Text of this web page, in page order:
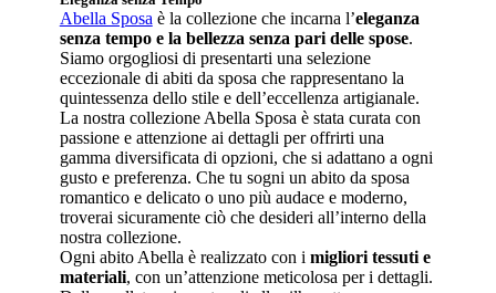
Abella Sposa è la collezione che incarna l’eleganza
senza tempo e la bellezza senza pari delle spose.
Siamo orgogliosi di presentarti una selezione
eccezionale di abiti da sposa che rappresentano la
quintessenza dello stile e dell’eccellenza artigianale.
La nostra collezione Abella Sposa è stata curata con
passione e attenzione ai dettagli per offrirti una
gamma diversificata di opzioni, che si adattano a ogni
gusto e preferenza. Che tu sogni un abito da sposa
romantico e delicato o uno più audace e moderno,
troverai sicuramente ciò che desideri all’interno della
nostra collezione.
Ogni abito Abella è realizzato con i migliori tessuti e
materiali, con un’attenzione meticolosa per i dettagli.